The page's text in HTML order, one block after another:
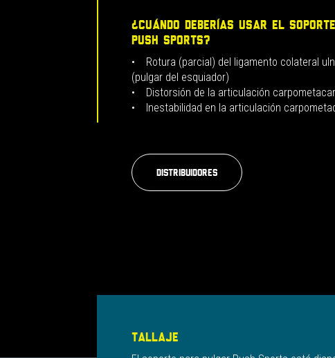
¿CUÁNDO DEBERÍAS USAR EL
PUSH SPORTS?
• Rotura (parcial) del ligamento colateral
(pulgar del esquiador)
• Distorsión de la articulación
• Inestabilidad en la articulación
Distribuidores
TALLAJE